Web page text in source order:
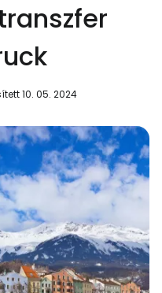
10. 05. 2024